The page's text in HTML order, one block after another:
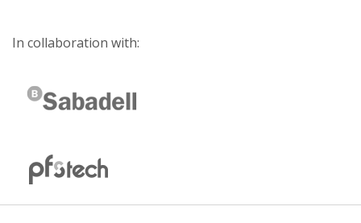
In collaboration with: